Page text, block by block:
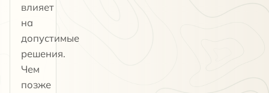
влияет
на
допустимые
решения.
Чем
позже